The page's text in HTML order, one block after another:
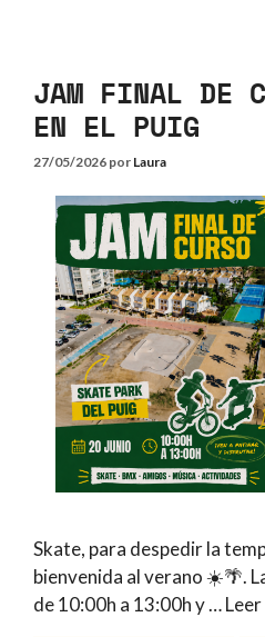
JAM FINAL DE
EN EL PUIG
27/05/2026 por Laura
Skate, para despedir la
bienvenida al verano ☀️🌴.
de 10:00h a 13:00h y …